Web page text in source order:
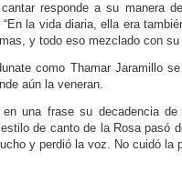
responde a su manera
“En la vida diaria, ella era
y todo eso mezclado con su
como Thamar Jaramillo
aún la veneran.
en una frase su decadencia
de canto de la Rosa pasó
y perdió la voz. No cuidó la